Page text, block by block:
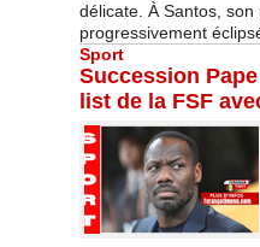
délicate. À Santos,
progressivement
Sport
Succession
list de la FSF